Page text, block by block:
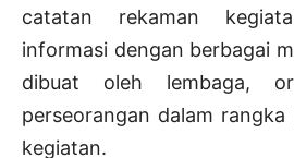
catatan rekaman
informasi dengan berbagai
dibuat oleh lembaga,
perseorangan dalam rangka
kegiatan.